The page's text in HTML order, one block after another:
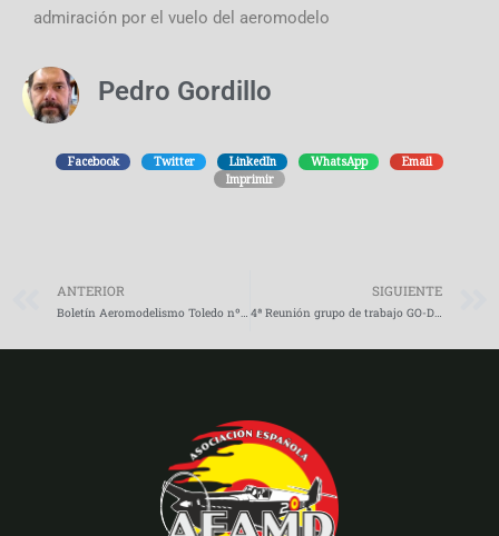
admiración por el vuelo del aeromodelo
Pedro Gordillo
Facebook Twitter LinkedIn WhatsApp
Email
Imprimir
Prev
ANTERIOR
Boletín Aeromodelismo Toledo nº 17
SIGUIENTE
4ª Reunión grupo de trabajo GO-DRON